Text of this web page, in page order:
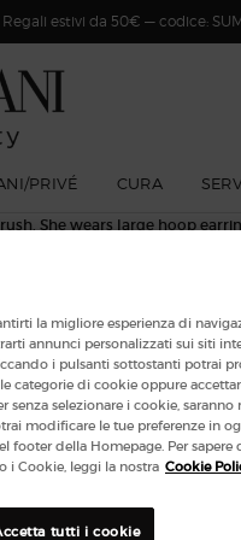
estivi da 50€ — codice:
PRIVÉ CURA
ESCLUSIVE
da Donna
da Uomo
la migliore esperienza di
annunci personalizzati sui siti
i pulsanti sottostanti potrai
categorie di cookie oppure
selezionare i cookie, saranno
modificare le tue preferenze in
footer della Homepage. Per sapere
i Cookie, leggi la nostra Cookie
tutti i cookie